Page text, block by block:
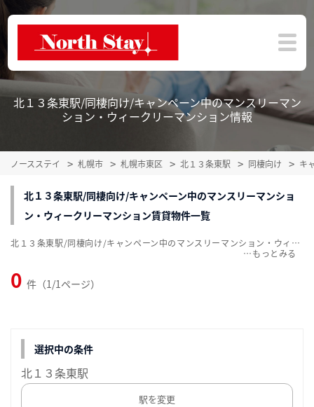
北１３条東駅/同棲向け/キャンペーン中のマンスリーマン
ション・ウィークリーマンション情報
ノースステイ 札幌市 札幌市東区 北１３条東駅 同棲向け キ
北１３条東駅/同棲向け/キャンペーン中のマンスリーマンショ
ン・ウィークリーマンション賃貸物件一覧
0 件（1/1ページ）
北１３条東駅/同棲向け/キャンペーン中のマンスリーマンション・ウィークリーマンション賃貸物件一覧を掲載中。敷金・礼金無料、家具・家電付をご紹介。こだわり条件での絞込みも簡単！
…
選択中の条件
北１３条東駅
駅を変更